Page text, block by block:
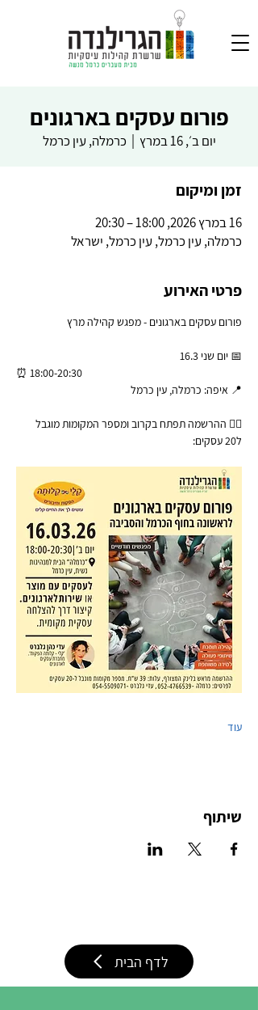
פורום עסקים בארגונים
יום ב׳, 16 במרץ כרמלה, עין כרמל
זמן ומיקום
16 במרץ 2026, 18:00 – 20:30
כרמלה, עין כרמל, עין כרמל, ישראל
פרטי האירוע
פורום עסקים בארגונים - מפגש קהילה מרץ
📅 יום שני 16.3
⏰ 18:00-20:30
📍 איפה: כרמלה, עין כרמל
👈🏼 ההרשמה תפתח בקרוב ומספר המקומות מוגבל
ל20 עסקים:
עוד
שיתוף
לדף הבית